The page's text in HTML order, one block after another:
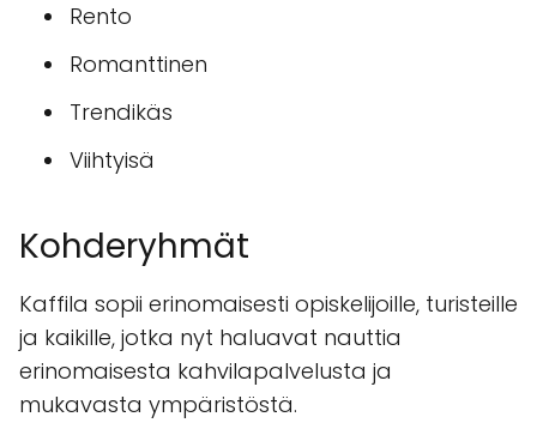
Rento
Romanttinen
Trendikäs
Viihtyisä
Kohderyhmät
Kaffila sopii erinomaisesti opiskelijoille, turisteille
ja kaikille, jotka nyt haluavat nauttia
erinomaisesta kahvilapalvelusta ja
mukavasta ympäristöstä.